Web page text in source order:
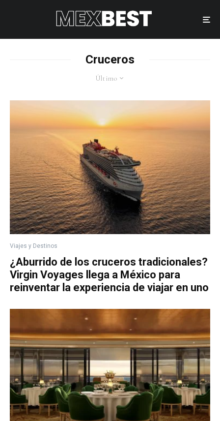
Cruceros
Último
Viajes y Destinos
¿Aburrido de los cruceros tradicionales?
Virgin Voyages llega a México para
reinventar la experiencia de viajar en uno